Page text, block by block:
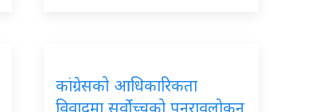
कांग्रेसको आधिकारिकता